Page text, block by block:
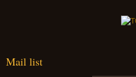
Mail list